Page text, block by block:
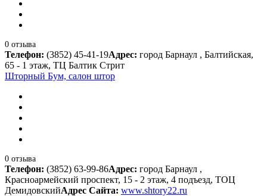
0 отзыва
Телефон: (3852) 45-41-19Адрес: город Барнаул , Балтийская,
65 - 1 этаж, ТЦ Балтик Стрит
Шторный Бум, салон штор
0 отзыва
Телефон: (3852) 63-99-86Адрес: город Барнаул ,
Красноармейский проспект, 15 - 2 этаж, 4 подъезд, ТОЦ
ДемидовскийАдрес Сайта: www.shtory22.ru